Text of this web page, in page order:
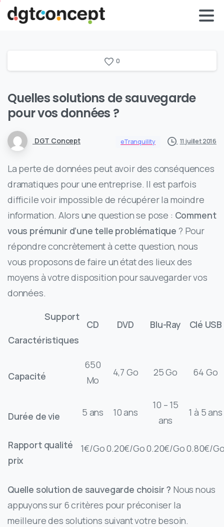
0
Quelles solutions de sauvegarde
pour vos données ?
DGT Concept eTranquility 11 juillet 2016
La perte de données peut avoir des conséquences
dramatiques pour une entreprise. Il est parfois
difficile voir impossible de récupérer la moindre
information. Alors une question se pose : Comment
vous prémunir d’une telle problématique ? Pour
répondre concrètement à cette question, nous
vous proposons de faire un état des lieux des
moyens à votre disposition pour sauvegarder vos
données.
Support
Caractéristiques
CD DVD Blu-Ray Clé USB
Capacité
650
Mo
4,7 Go 25 Go 64 Go
Durée de vie 5 ans 10 ans
10 – 15
ans
1 à 5 ans
Rapport qualité
prix
1€/Go0.20€/Go0.20€/Go0.80€/
Quelle solution de sauvegarde choisir ? Nous nous
appuyons sur 6 critères pour préconiser la
meilleure des solutions suivant votre besoin.